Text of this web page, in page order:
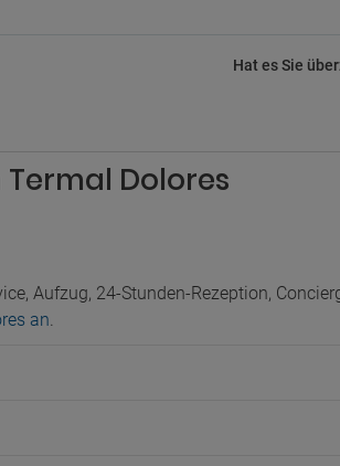
Hat es Sie
Dolores
Aufzug, 24-Stunden-Rezeption,
an.